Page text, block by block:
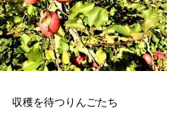
つりんごた